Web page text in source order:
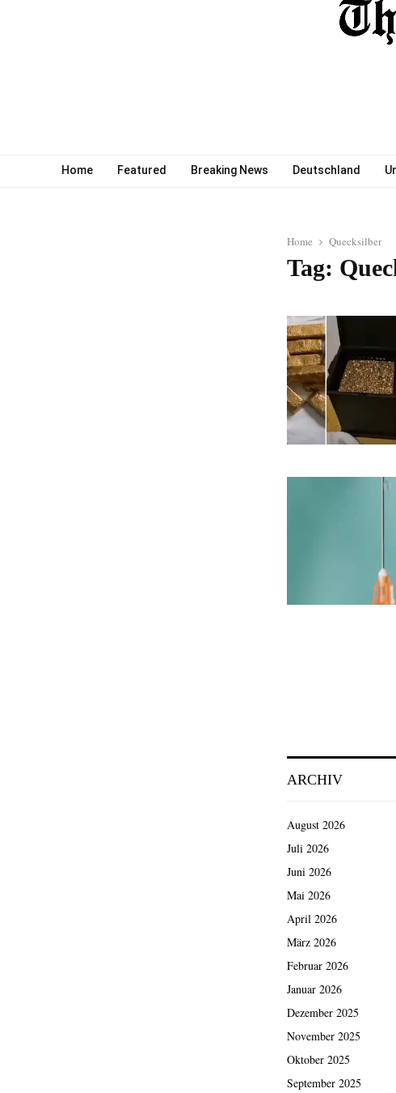
Home Featured Breaking News Deutschland
Home Quecksilber
Tag:
ARCHIV
August 2026
Juli 2026
Juni 2026
Mai 2026
April 2026
März 2026
Februar 2026
Januar 2026
Dezember 2025
November 2025
Oktober 2025
September 2025